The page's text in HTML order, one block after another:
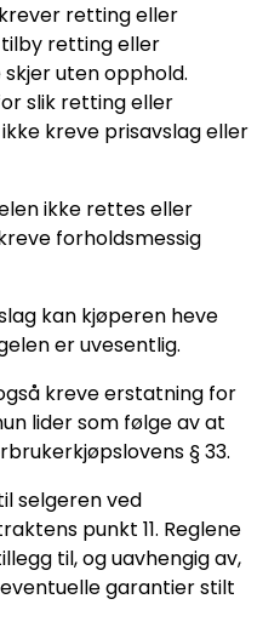
retting eller
retting eller
uten opphold.
slik retting eller
kreve prisavslag eller
ikke rettes eller
forholdsmessig
kan kjøperen heve
er uvesentlig.
kreve erstatning for
lider som følge av at
§ 33.
selgeren ved
punkt 11. Reglene
til, og uavhengig av,
garantier stilt